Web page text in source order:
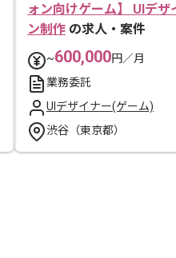
ォン向けゲーム】 UIデザ
ン制作 の求人・案件
~600,000円／月
業務委託
UIデザイナー(ゲーム)
渋谷（東京都）